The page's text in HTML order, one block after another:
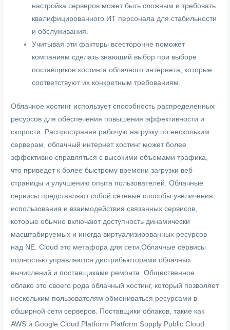
настройка серверов может быть сложным и требовать
квалифицированного ИТ персонала для стабильности
и обслуживания.
Учитывая эти факторы всесторонне поможет
компаниям сделать знающий выбор при выборе
поставщиков хостинга облачного интернета, которые
соответствуют их конкретным требованиям.
Облачное хостинг использует способность распределенных
ресурсов для обеспечения повышения эффективности и
скорости. Распространяя рабочую нагрузку по нескольким
серверам, облачный интернет хостинг может более
эффективно справляться с высокими объемами трафика,
что приведет к более быстрому времени загрузки веб
страницы и улучшению опыта пользователей. Облачные
сервисы представляют собой сетевые способы увеличения,
использования и взаимодействия связанных сервисов,
которые обычно включают доступность динамически
масштабируемых и иногда виртуализированных ресурсов
над NE. Cloud это метафора для сети.Облачные сервисы
полностью управляются дистрибьюторами облачных
вычислений и поставщиками ремонта. Общественное
облако это своего рода облачный хостинг, который позволяет
нескольким пользователям обмениваться ресурсами в
обширной сети серверов. Поставщики облаков, такие как
AWS и Google Cloud Platform Platform Supply Public Cloud